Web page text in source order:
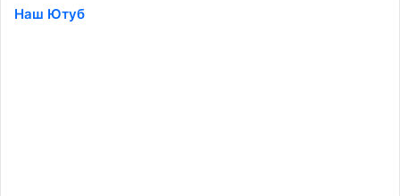
Наш Ютуб